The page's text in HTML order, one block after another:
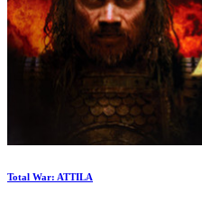
Total War: ATTILA